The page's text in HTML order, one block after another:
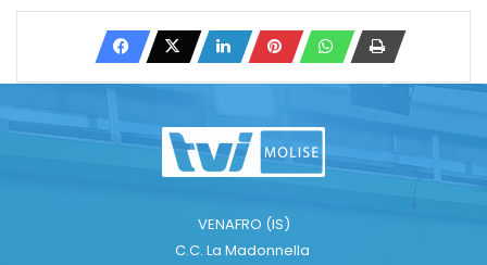
VENAFRO (IS)
C.C. La Madonnella